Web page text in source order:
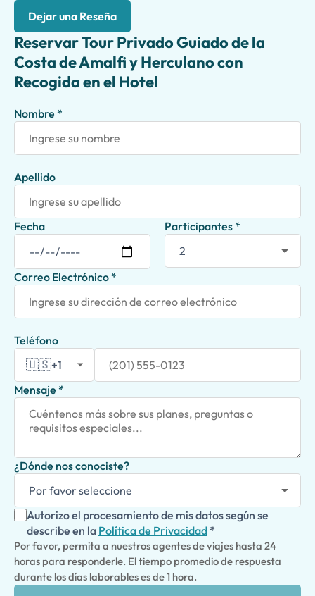
Dejar una Reseña
Reservar Tour Privado Guiado de la
Costa de Amalfi y Herculano con
Recogida en el Hotel
Nombre *
Apellido
Fecha Participantes *
Correo Electrónico *
Teléfono
🇺🇸+1
Mensaje *
¿Dónde nos conociste?
Autorizo el procesamiento de mis datos según se
describe en la Política de Privacidad *
Por favor, permita a nuestros agentes de viajes hasta 24
horas para responderle. El tiempo promedio de respuesta
durante los días laborables es de 1 hora.